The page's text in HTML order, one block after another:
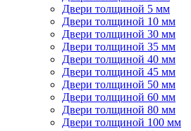
Двери толщиной 5 мм
Двери толщиной 10 мм
Двери толщиной 30 мм
Двери толщиной 35 мм
Двери толщиной 40 мм
Двери толщиной 45 мм
Двери толщиной 50 мм
Двери толщиной 60 мм
Двери толщиной 80 мм
Двери толщиной 100 мм